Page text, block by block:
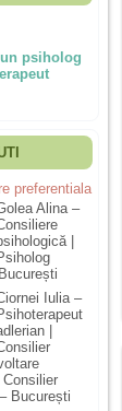
un psiholog
preferentiala
Alina –
|
Iulia –
|
București